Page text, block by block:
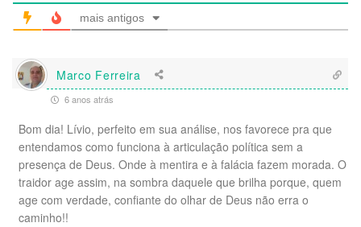
mais antigos
Marco Ferreira
6 anos atrás
Bom dia! Lívio, perfeito em sua análise, nos favorece pra que
entendamos como funciona à articulação política sem a
presença de Deus. Onde à mentira e à falácia fazem morada. O
traidor age assim, na sombra daquele que brilha porque, quem
age com verdade, confiante do olhar de Deus não erra o
caminho!!